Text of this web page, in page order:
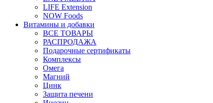
LIFE Extension
NOW Foods
Витамины и добавки
ВСЕ ТОВАРЫ
РАСПРОДАЖА
Подарочные сертификаты
Комплексы
Омега
Магний
Цинк
Защита печени